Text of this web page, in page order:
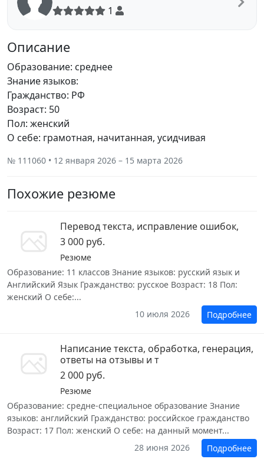
1
Описание
Образование: среднее
Знание языков:
Гражданство: РФ
Возраст: 50
Пол: женский
О себе: грамотная, начитанная, усидчивая
№ 111060 • 12 января 2026 – 15 марта 2026
Похожие резюме
Перевод текста, исправление ошибок,
3 000 руб.
Резюме
Образование: 11 классов Знание языков: русский язык и
Английский Язык Гражданство: русское Возраст: 18 Пол:
женский О себе:...
10 июля 2026
Подробнее
Написание текста, обработка, генерация,
ответы на отзывы и т
2 000 руб.
Резюме
Образование: средне-специальное образование Знание
языков: английский Гражданство: российское гражданство
Возраст: 17 Пол: женский О себе: на данный момент...
28 июня 2026
Подробнее